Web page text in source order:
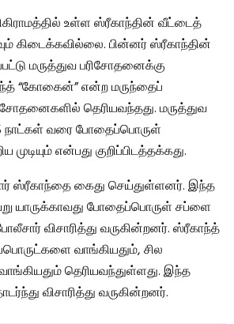
உள்ள ஸ்ரீகாந்தின் வீட்டைத்
கிடைக்கவில்லை. பின்னர் ஸ்ரீகாந்தின்
மருத்துவ பரிசோதனைக்கு
“கோகைன்” என்ற மருந்தைப்
சோதனைகளில் தெரியவந்தது. மருத்துவ
நாட்கள் வரை போதைப்பொருள்
என்பது குறிப்பிடத்தக்கது.
ஸ்ரீகாந்தை கைது செய்துள்ளனர். இந்த
யாருக்காவது போதைப்பொருள் சப்ளை
விசாரித்து வருகின்றனர். ஸ்ரீகாந்த்
வாங்கியதும், சில
தெரியவந்துள்ளது. இந்த
விசாரித்து வருகின்றனர்.